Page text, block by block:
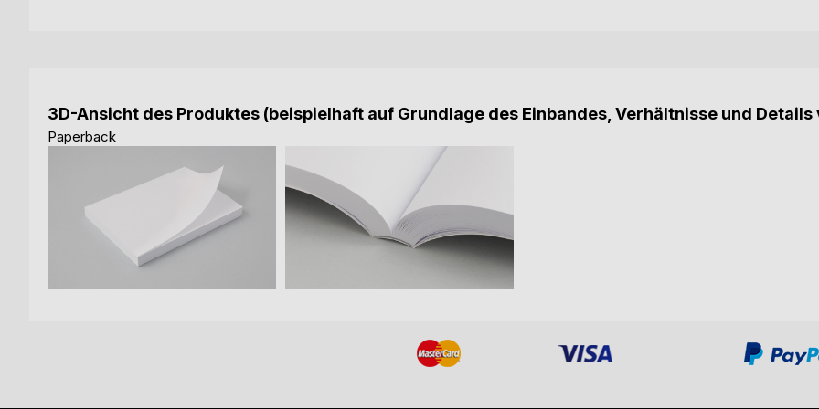
3D-Ansicht des Produktes (beispielhaft auf Grundlage des Einbandes, Verhältnisse und
Paperback